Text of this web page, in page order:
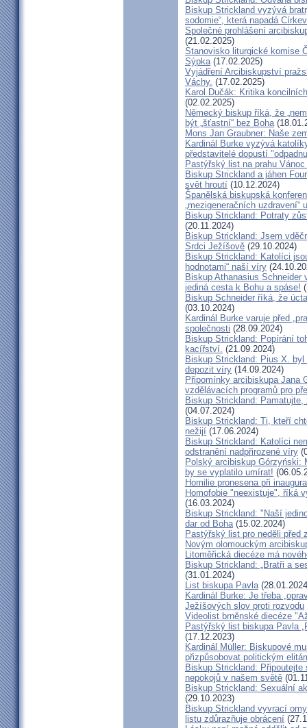
Biskup Strickland vyzývá
sodomie“, která napadá Církev
Společné prohlášení
(21.02.2025)
Stanovisko liturgické komise
Sýpka(17.02.2025)
Vyjádření Arcibiskupství
Váchy. (17.02.2025)
Karol Dučák: Kritika
(02.02.2025)
Německý biskup říká, že
být „šťastní“ bez Boha
Mons Jan Graubner: Naše
Kardinál Burke vyzývá
představitelé dopustí
Pastýřský list na prahu
Biskup Strickland a jáhen
svět hroutí (10.12.2024)
Španělská biskupská
„mezigeneračních
Biskup Strickland: Potraty
(20.11.2024)
Biskup Strickland: Jsem
Srdci Ježíšově (29.10.2024)
Biskup Strickland: Katolíci
hodnotami“ naší víry
Biskup Athanasius
jediná cesta k Bohu a spáse!
Biskup Schneider říká, že
(03.10.2024)
Kardinál Burke varuje před
společnosti (28.09.2024)
Biskup Strickland: Popírání
kacířství. (21.09.2024)
Biskup Strickland: Pius X.
depozit víry (14.09.2024)
Připomínky arcibiskupa Jana
vzdělávacích programů pro
Biskup Strickland:
(04.07.2024)
Biskup Strickland: Ti, kteří
nežijí (17.06.2024)
Biskup Strickland: Katolíci
odstranění nadpřirozené víry
Polský arcibiskup Górzyński:
by se vyplatilo umírat!
Homilie pronesena při
Homofobie "neexistuje", říká
(16.03.2024)
Biskup Strickland: "Naší
dar od Boha(15.02.2024)
Pastýřský list pro neděli před
Novým olomouckým
Litoměřická diecéze má
Biskup Strickland: „Bratři a
(31.01.2024)
List biskupa Pavla
Kardinál Burke: Je třeba
Ježíšových slov proti rozvodu
Videolist brněnské diecéze
Pastýřský list biskupa Pavla
(17.12.2023)
Kardinál Müller: Biskupové
přizpůsobovat politickým
Biskup Strickland:
nepokojů v našem světě
Biskup Strickland: Sexuální
(29.10.2023)
Biskup Strickland vyvrací
listu zdůrazňuje obrácení